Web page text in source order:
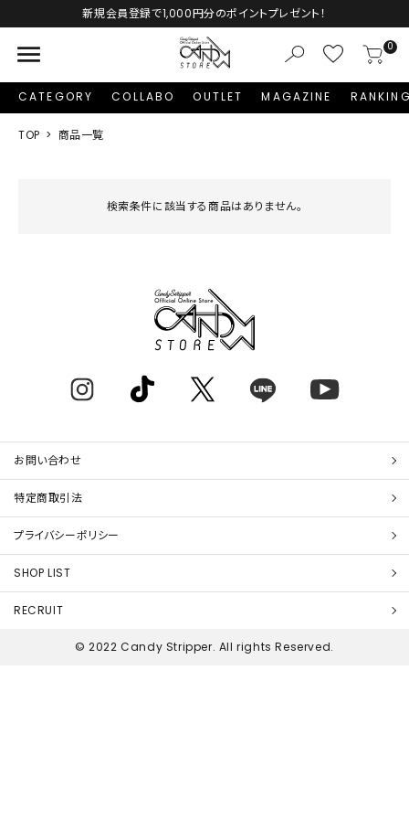
新規会員登録で1,000円分のポイントプレゼント！
menu 0
CATEGORY COLLABO OUTLET MAGAZINE
TOP 商品一覧
検索条件に該当する商品はありません。
お問い合わせ
特定商取引法
プライバシーポリシー
SHOP LIST
RECRUIT
© 2022 Candy Stripper. All rights Reserved.